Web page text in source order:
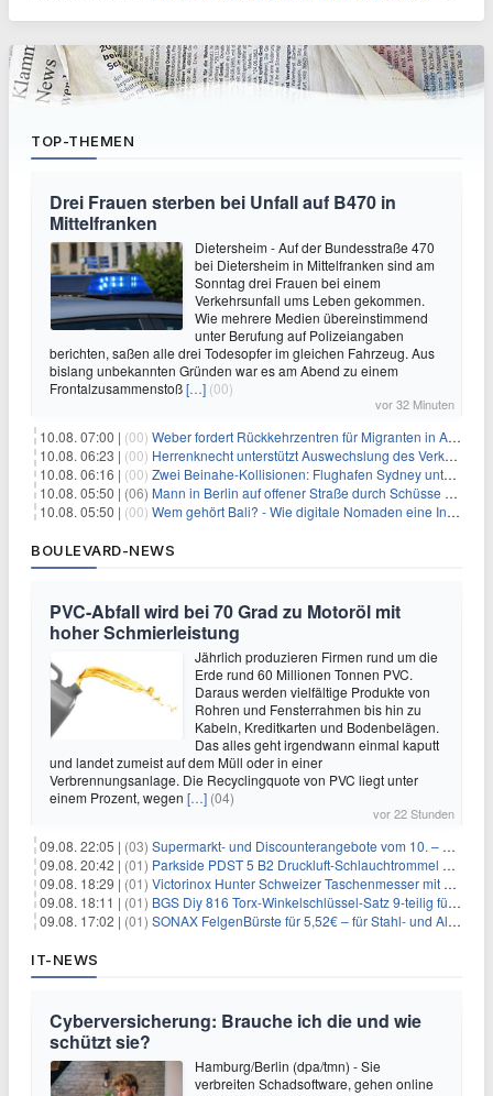
TOP-THEMEN
Drei Frauen sterben bei Unfall auf B470 in
Mittelfranken
Dietersheim - Auf der Bundesstraße 470
bei Dietersheim in Mittelfranken sind am
Sonntag drei Frauen bei einem
Verkehrsunfall ums Leben gekommen.
Wie mehrere Medien übereinstimmend
unter Berufung auf Polizeiangaben
berichten, saßen alle drei Todesopfer im gleichen Fahrzeug. Aus
bislang unbekannten Gründen war es am Abend zu einem
Frontalzusammenstoß[…] (00)
vor 32 Minuten
10.08. 07:00 | (00) Weber fordert Rückkehrzentren für Migranten in Afrika
10.08. 06:23 | (00) Herrenknecht unterstützt Auswechslung des Verkehrsministers
10.08. 06:16 | (00) Zwei Beinahe-Kollisionen: Flughafen Sydney unter Druck
10.08. 05:50 | (06) Mann in Berlin auf offener Straße durch Schüsse getötet
10.08. 05:50 | (00) Wem gehört Bali? - Wie digitale Nomaden eine Insel verändern
BOULEVARD-NEWS
PVC-Abfall wird bei 70 Grad zu Motoröl mit
hoher Schmierleistung
Jährlich produzieren Firmen rund um die
Erde rund 60 Millionen Tonnen PVC.
Daraus werden vielfältige Produkte von
Rohren und Fensterrahmen bis hin zu
Kabeln, Kreditkarten und Bodenbelägen.
Das alles geht irgendwann einmal kaputt
und landet zumeist auf dem Müll oder in einer
Verbrennungsanlage. Die Recyclingquote von PVC liegt unter
einem Prozent, wegen […] (04)
vor 22 Stunden
09.08. 22:05 | (03) Supermarkt- und Discounterangebote vom 10. – 15.08.2026
09.08. 20:42 | (01) Parkside PDST 5 B2 Druckluft-Schlauchtrommel mit 10 m Schlauch für 25,94€
09.08. 18:29 | (01) Victorinox Hunter Schweizer Taschenmesser mit 12 Funktionen für 43,99€
09.08. 18:11 | (01) BGS Diy 816 Torx-Winkelschlüssel-Satz 9-teilig für 6,45€
09.08. 17:02 | (01) SONAX FelgenBürste für 5,52€ – für Stahl- und Alufelgen
IT-NEWS
Cyberversicherung: Brauche ich die und wie
schützt sie?
Hamburg/Berlin (dpa/tmn) - Sie
verbreiten Schadsoftware, gehen online